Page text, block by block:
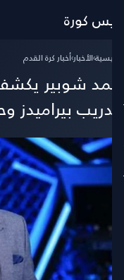
كورة
›الأخبار›أخبار كرة القدم
شوبير
بيراميدز